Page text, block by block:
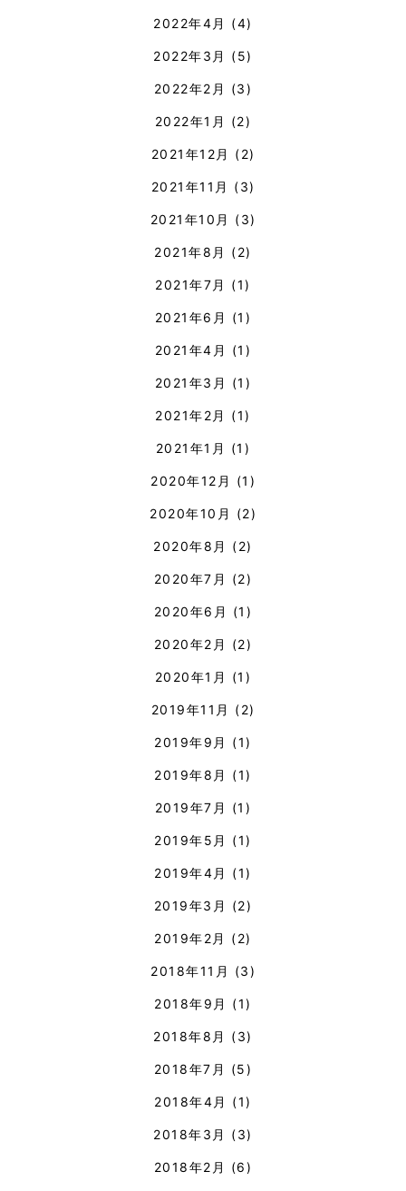
2022年4月 (4)
2022年3月 (5)
2022年2月 (3)
2022年1月 (2)
2021年12月 (2)
2021年11月 (3)
2021年10月 (3)
2021年8月 (2)
2021年7月 (1)
2021年6月 (1)
2021年4月 (1)
2021年3月 (1)
2021年2月 (1)
2021年1月 (1)
2020年12月 (1)
2020年10月 (2)
2020年8月 (2)
2020年7月 (2)
2020年6月 (1)
2020年2月 (2)
2020年1月 (1)
2019年11月 (2)
2019年9月 (1)
2019年8月 (1)
2019年7月 (1)
2019年5月 (1)
2019年4月 (1)
2019年3月 (2)
2019年2月 (2)
2018年11月 (3)
2018年9月 (1)
2018年8月 (3)
2018年7月 (5)
2018年4月 (1)
2018年3月 (3)
2018年2月 (6)